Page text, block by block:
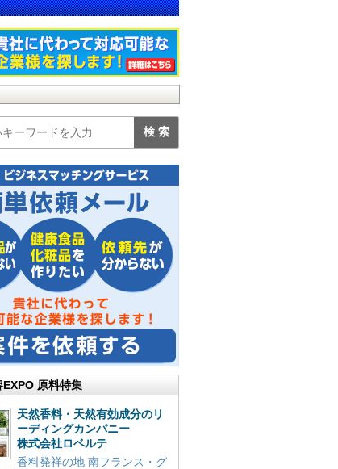
EXPO 原料特集
天然香料・天然有効成分のリ
ーディングカンパニー
株式会社ロベルテ
香料発祥の地 南フランス・グ